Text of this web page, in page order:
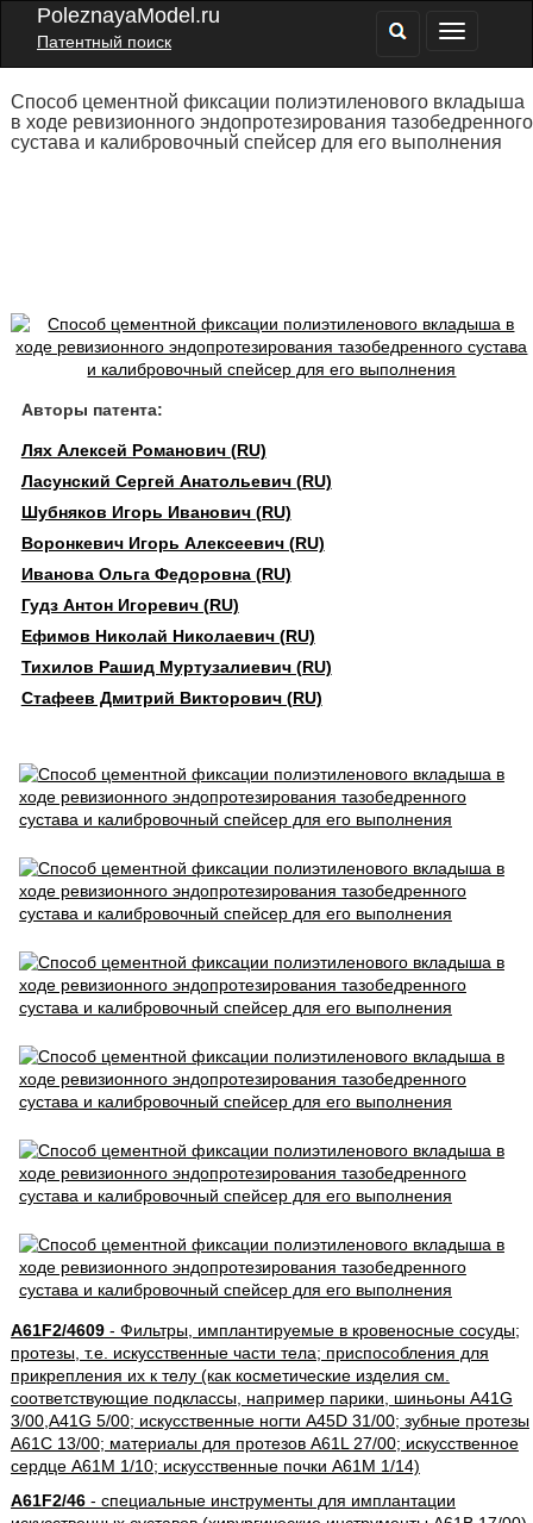
PoleznayaModel.ru
Патентный поиск
Способ цементной фиксации полиэтиленового вкладыша
в ходе ревизионного эндопротезирования тазобедренного
сустава и калибровочный спейсер для его выполнения
Авторы патента:
Лях Алексей Романович (RU)
Ласунский Сергей Анатольевич (RU)
Шубняков Игорь Иванович (RU)
Воронкевич Игорь Алексеевич (RU)
Иванова Ольга Федоровна (RU)
Гудз Антон Игоревич (RU)
Ефимов Николай Николаевич (RU)
Тихилов Рашид Муртузалиевич (RU)
Стафеев Дмитрий Викторович (RU)
A61F2/4609- Фильтры, имплантируемые в кровеносные сосуды;
протезы, т.е. искусственные части тела; приспособления для
прикрепления их к телу (как косметические изделия см.
соответствующие подклассы, например парики, шиньоны A41G
3/00,A41G 5/00; искусственные ногти A45D 31/00; зубные протезы
A61C 13/00; материалы для протезов A61L 27/00; искусственное
сердце A61M 1/10; искусственные почки A61M 1/14)
A61F2/46- специальные инструменты для имплантации